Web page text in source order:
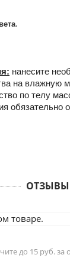
.
нанесите
на влажную
по телу
обязательно
ОТЗЫВЫ
товаре.
до 15 руб. за